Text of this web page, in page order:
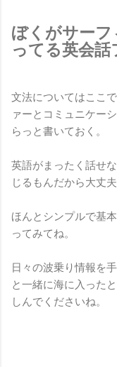
ぼくがサーフ
ってる英会話
文法についてはここ
ァーとコミュニケー
らっと書いておく。
英語がまったく話せ
じるもんだから大丈夫
ほんとシンプルで基
ってみてね。
日々の波乗り情報を
と一緒に海に入った
しんでくださいね。